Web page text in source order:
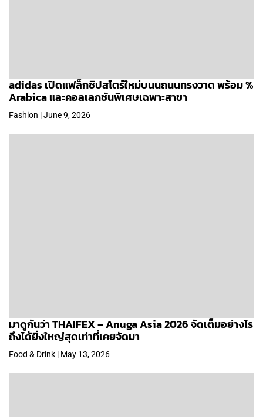
adidas เปิดแฟล็กชิปสโตร์ใหม่บนนถนนทรงวาด พร้อม %
Arabica และคอลเลกชันพิเศษเฉพาะสาขา
Fashion | June 9, 2026
มาดูกันว่า THAIFEX – Anuga Asia 2026 จัดเต็มอย่างไร
ถึงได้ยิ่งใหญ่สุดเท่าที่เคยจัดมา
Food & Drink | May 13, 2026